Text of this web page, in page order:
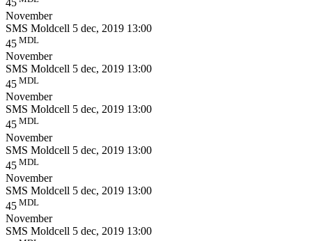
45
November
SMS Moldcell 5 dec, 2019 13:00
45 MDL
November
SMS Moldcell 5 dec, 2019 13:00
45 MDL
November
SMS Moldcell 5 dec, 2019 13:00
45 MDL
November
SMS Moldcell 5 dec, 2019 13:00
45 MDL
November
SMS Moldcell 5 dec, 2019 13:00
45 MDL
November
SMS Moldcell 5 dec, 2019 13:00